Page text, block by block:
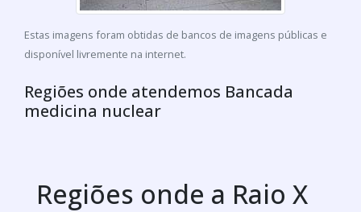
Estas imagens foram obtidas de bancos de imagens públicas e
disponível livremente na internet.
Regiões onde atendemos Bancada
medicina nuclear
Regiões onde a Raio X